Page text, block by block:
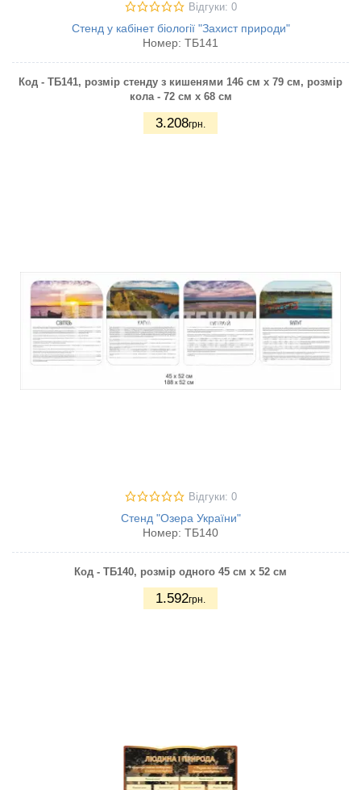
Відгуки: 0
Стенд у кабінет біології "Захист природи"
Номер: ТБ141
Код - ТБ141, розмір стенду з кишенями 146 см х 79 см, розмір
кола - 72 см х 68 см
3.208грн.
Відгуки: 0
Стенд "Озера України"
Номер: ТБ140
Код - ТБ140, розмір одного 45 см х 52 см
1.592грн.